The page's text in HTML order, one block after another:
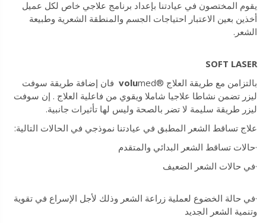
يقوم المختصون في عيادتنا بإعداد برنامج علاجي خاص لكل عميل
أخذين بعين الاعتبار احتياجات الجسم والمنطقة الشعرية وطبيعة
الشعر.
SOFT LASER
بالتزامن مع طريقة العلاج ®
volu med فان إضافة طريقة سوفت
ليزر تضمن نشاطا علاجيا شاملا ويقوي من فاعلية العلاج . إن سوفت
ليزر طريقة سليمة لا تضر بالصحة وليس لها تأثيرات جانبية.
علاج تساقط الشعر المطبق في عيادتنا نموذجي في الحالات التالية:
·حالات تساقط الشعر البدائي والمتقدم
·في حالات الشعر الضعيف
·في حالة الخضوع لعملية زراعة الشعر وذلك لأجل الإسراع في تقوية
وتنمية الشعر الجديد